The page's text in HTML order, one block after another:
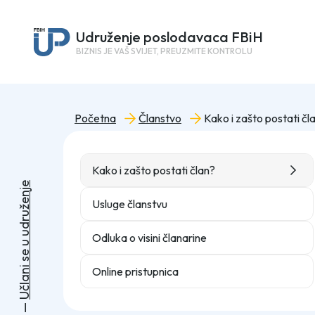
Udruženje poslodavaca FBiH
BIZNIS JE VAŠ SVIJET, PREUZMITE KONTROLU
Početna Članstvo Kako i zašto postati
Kako i zašto postati član?
Usluge članstvu
Odluka o visini članarine
Online pristupnica
U
č
l
a
n
i
s
e
u
u
d
r
u
ž
e
n
j
e